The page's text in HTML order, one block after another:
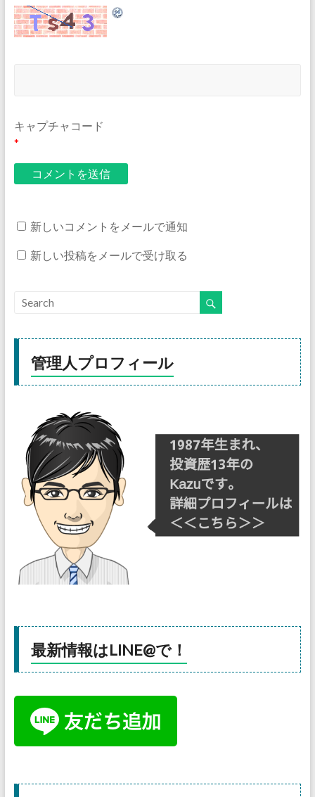
キャプチャコード
*
新しいコメントをメールで通知
新しい投稿をメールで受け取る
管理人プロフィール
最新情報はLINE@で！